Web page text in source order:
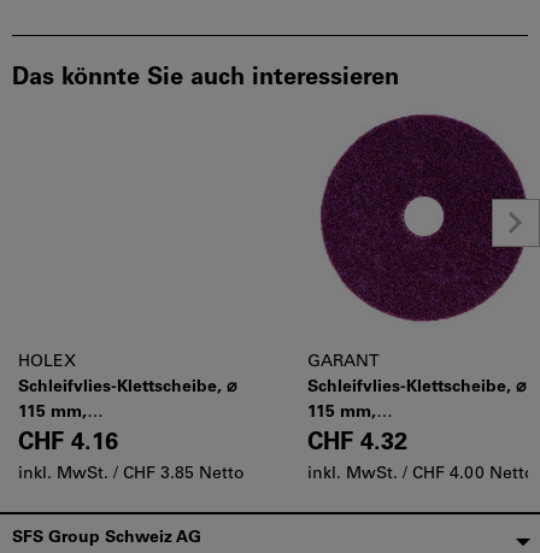
Das könnte Sie auch interessieren
HOLEX
Schleifvlies-Klettscheibe, ⌀
115 mm,
Körnungsvergleich: 100
CHF 4.16
inkl. MwSt. / CHF 3.85 Netto
GARANT
Schleifvlies-Klettscheibe, ⌀
115 mm,
Körnungsvergleich: 180
CHF 4.32
inkl. MwSt. / CHF 4.00 Netto
Fußzeile
SFS Group Schweiz AG